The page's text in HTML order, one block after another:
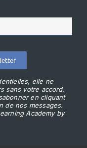
elle ne
sans votre accord.
en cliquant
de nos messages.
Academy by